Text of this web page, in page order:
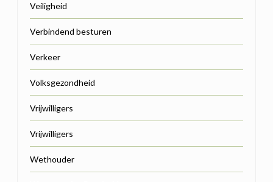
Veiligheid
Verbindend besturen
Verkeer
Volksgezondheid
Vrijwilligers
Vrijwilligers
Wethouder